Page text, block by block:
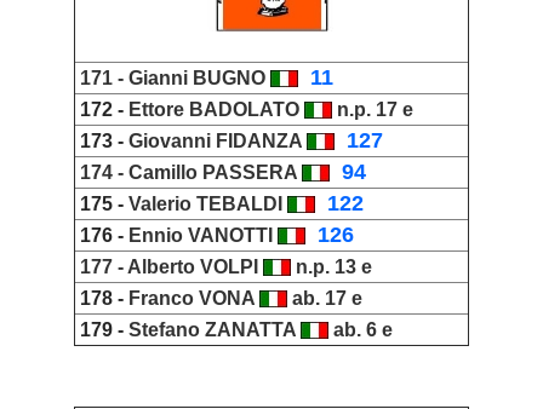
171 - Gianni BUGNO 11
172 - Ettore BADOLATO
n.p. 17 e
173 - Giovanni FIDANZA 127
174 - Camillo PASSERA 94
175 - Valerio TEBALDI 122
176 - Ennio VANOTTI 126
177 - Alberto VOLPI
n.p. 13 e
178 - Franco VONA
ab. 17 e
179 - Stefano ZANATTA ab. 6 e